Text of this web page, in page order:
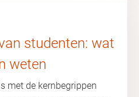
studenten: wat
weten
met de kernbegrippen